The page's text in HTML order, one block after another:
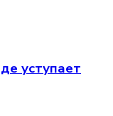
уступает